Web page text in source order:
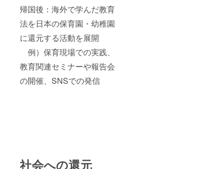
帰国後：海外で学んだ教育
法を日本の保育園・幼稚園
に還元する活動を展開
例）保育現場での実践、
教育関連セミナーや報告会
の開催、SNSでの発信
社会への還元